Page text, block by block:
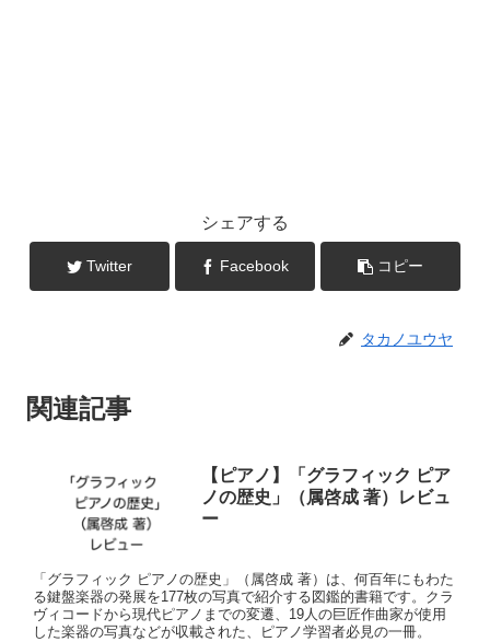
シェアする
Twitter Facebook コピー
タカノユウヤ
関連記事
【ピアノ】「グラフィック ピア
ノの歴史」（属啓成 著）レビュ
ー
「グラフィック ピアノの歴史」（属啓成 著）は、何百年にもわた
る鍵盤楽器の発展を177枚の写真で紹介する図鑑的書籍です。クラ
ヴィコードから現代ピアノまでの変遷、19人の巨匠作曲家が使用
した楽器の写真などが収載された、ピアノ学習者必見の一冊。